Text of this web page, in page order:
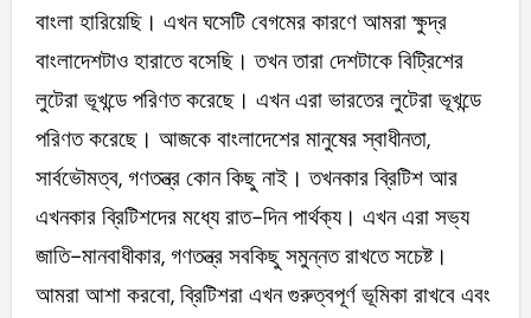
বাংলা হারিয়েছি। এখন ঘসেটি বেগমের কারণে আমরা ক্ষুদ্র
বাংলাদেশটাও হারাতে বসেছি। তখন তারা দেশটাকে বিট্রিশের
লুটেরা ভূখন্ডে পরিণত করেছে। এখন এরা ভারতের লুটেরা ভূখন্ডে
পরিণত করেছে। আজকে বাংলাদেশের মানুষের স্বাধীনতা,
সার্বভৌমত্ব, গণতন্ত্র কোন কিছু নাই। তখনকার ব্রিটিশ আর
এখনকার ব্রিটিশদের মধ্যে রাত-দিন পার্থক্য। এখন এরা সভ্য
জাতি-মানবাধীকার, গণতন্ত্র সবকিছু সমুন্নত রাখতে সচেষ্ট।
আমরা আশা করবো, ব্রিটিশরা এখন গুরুত্বপূর্ণ ভূমিকা রাখবে এবং